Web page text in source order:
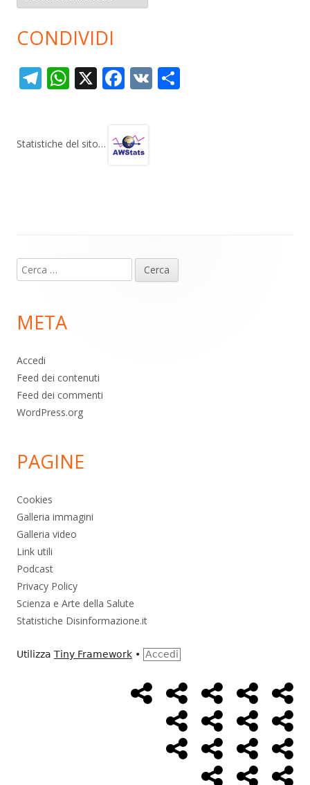
CONDIVIDI
T
gr
W
s
X F
b
V
Statistiche del sito…
piè
pagina
Ricerca
per:
META
Accedi
Feed dei contenuti
Feed dei commenti
WordPress.org
PAGINE
Cookies
Galleria immagini
Galleria video
Link utili
Podcast
Privacy Policy
Scienza e Arte della Salute
Statistiche Disinformazione.it
Utilizza Tiny Framework • Accedi
MenùHome
Page
Alimentazione
AmbienteBambini
Cancro ControlloEconomia
FarmaciMassoneriaNWO
Salute Storia